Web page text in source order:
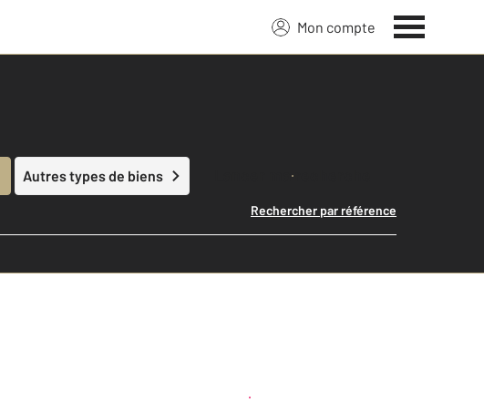
Mon compte
Autres types de biens Lancer ma recherche
Rechercher par référence
Créer une alerte